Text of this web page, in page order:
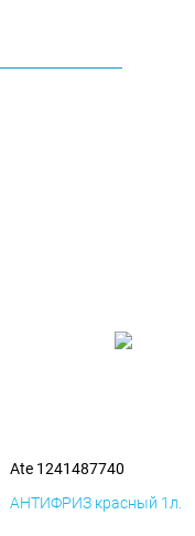
Ate 1241487740
АНТИФРИЗ красный 1л.